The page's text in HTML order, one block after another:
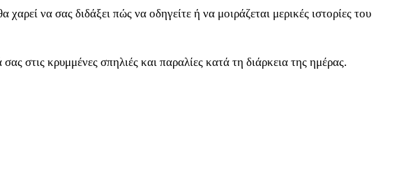
να σας διδάξει πώς να οδηγείτε ή να μοιράζεται μερικές ιστορίες του
στις κρυμμένες σπηλιές και παραλίες κατά τη διάρκεια της ημέρας.